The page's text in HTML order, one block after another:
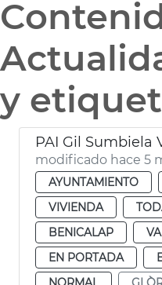
y
PAI Gil Sumbiela
modificado hace 5
AYUNTAMIENTO
VIVIENDA
BENICALAP
EN PORTADA